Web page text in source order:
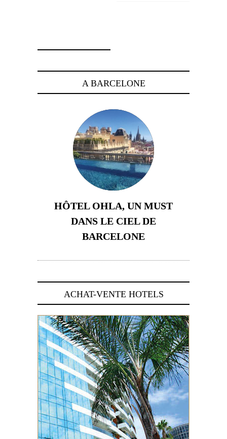
A BARCELONE
HÔTEL OHLA, UN MUST
DANS LE CIEL DE
BARCELONE
ACHAT-VENTE HOTELS